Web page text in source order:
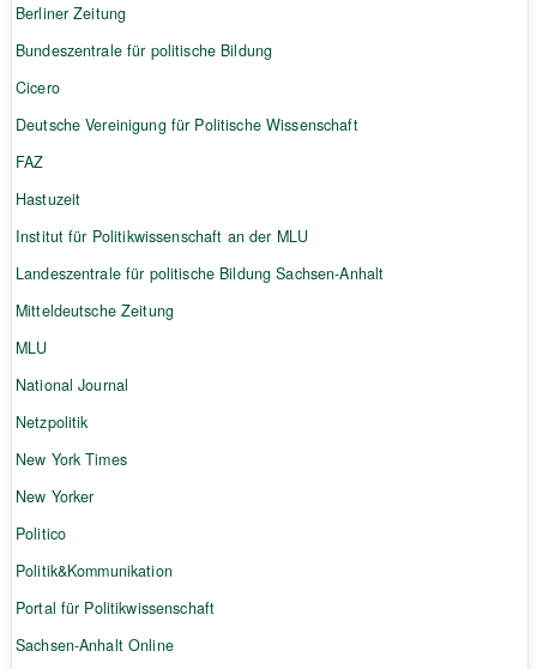
Berliner Zeitung
Bundeszentrale für politische Bildung
Cicero
Deutsche Vereinigung für Politische Wissenschaft
FAZ
Hastuzeit
Institut für Politikwissenschaft an der MLU
Landeszentrale für politische Bildung Sachsen-Anhalt
Mitteldeutsche Zeitung
MLU
National Journal
Netzpolitik
New York Times
New Yorker
Politico
Politik&Kommunikation
Portal für Politikwissenschaft
Sachsen-Anhalt Online